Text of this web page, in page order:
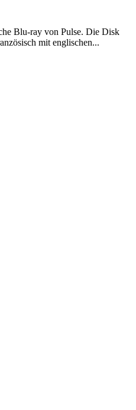
Blu-ray von Pulse. Die Disk
mit englischen...